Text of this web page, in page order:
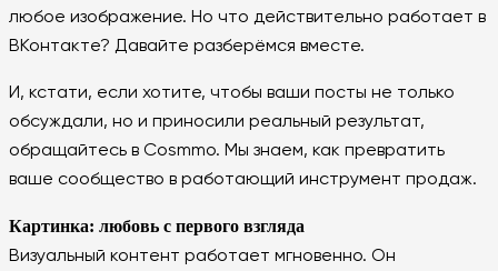
любое изображение. Но что действительно работает в
ВКонтакте? Давайте разберёмся вместе.
И, кстати, если хотите, чтобы ваши посты не только
обсуждали, но и приносили реальный результат,
обращайтесь в Cosmmo. Мы знаем, как превратить
ваше сообщество в работающий инструмент продаж.
Картинка: любовь с первого взгляда
Визуальный контент работает мгновенно. Он